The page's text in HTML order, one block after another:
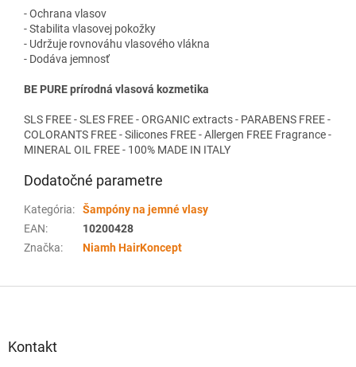
- Ochrana vlasov
- Stabilita vlasovej pokožky
- Udržuje rovnováhu vlasového vlákna
- Dodáva jemnosť
BE PURE prírodná vlasová kozmetika
SLS FREE - SLES FREE - ORGANIC extracts - PARABENS FREE -
COLORANTS FREE - Silicones FREE - Allergen FREE Fragrance -
MINERAL OIL FREE - 100% MADE IN ITALY
Dodatočné parametre
Kategória:
Šampóny na jemné vlasy
EAN:
10200428
Značka: Niamh HairKoncept
Kontakt